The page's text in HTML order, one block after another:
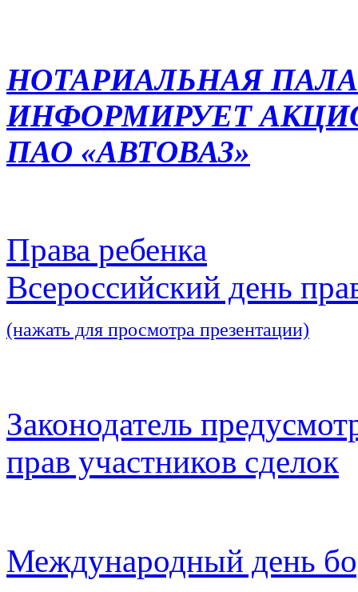
НОТАРИАЛЬНАЯ
ИНФОРМИРУЕТ
ПАО «АВТОВАЗ»
Права ребенка
Всероссийский день
(нажать для просмотра презентации)
Законодатель
прав участников сделок
Международный день